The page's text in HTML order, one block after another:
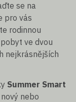
se na
pro vás
rodinnou
ve dvou
nejkrásnějších
Summer Smart
nebo